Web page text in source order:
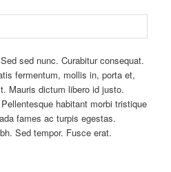
sed nunc. Curabitur consequat.
fermentum, mollis in, porta et,
Mauris dictum libero id justo.
habitant morbi tristique
fames ac turpis egestas.
Sed tempor. Fusce erat.